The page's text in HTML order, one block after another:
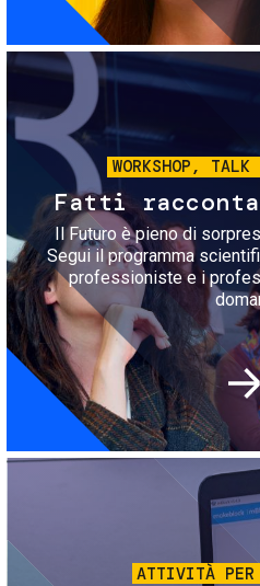
WORKSHOP,
Fatti
Il Futuro è pieno di
Segui il programma
professioniste e i
ATTIVITÀ PER